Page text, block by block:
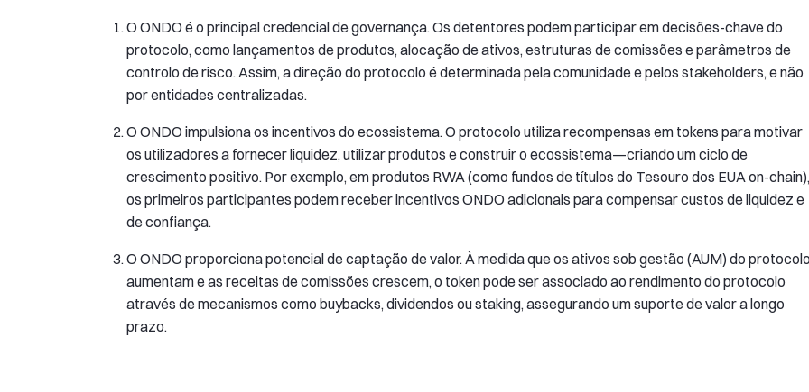
O ONDO é o principal credencial de governança. Os detentores podem participar em decisões-chave do
protocolo, como lançamentos de produtos, alocação de ativos, estruturas de comissões e parâmetros de
controlo de risco. Assim, a direção do protocolo é determinada pela comunidade e pelos stakeholders, e não
por entidades centralizadas.
O ONDO impulsiona os incentivos do ecossistema. O protocolo utiliza recompensas em tokens para motivar
os utilizadores a fornecer liquidez, utilizar produtos e construir o ecossistema—criando um ciclo de
crescimento positivo. Por exemplo, em produtos RWA (como fundos de títulos do Tesouro dos EUA on-chain),
os primeiros participantes podem receber incentivos ONDO adicionais para compensar custos de liquidez e
de confiança.
O ONDO proporciona potencial de captação de valor. À medida que os ativos sob gestão (AUM) do
aumentam e as receitas de comissões crescem, o token pode ser associado ao rendimento do protocolo
através de mecanismos como buybacks, dividendos ou staking, assegurando um suporte de valor a longo
prazo.